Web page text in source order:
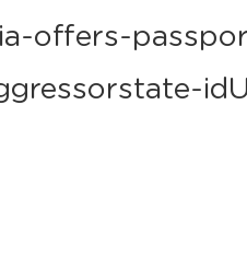
offers-